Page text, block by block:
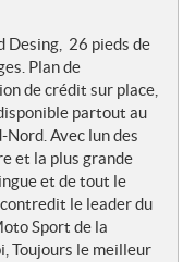
Desing, 26 pieds de
Plan de
de crédit sur place,
partout au
Avec lun des
et la plus grande
et de tout le
le leader du
Sport de la
Toujours le meilleur